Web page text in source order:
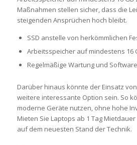
Maßnahmen stellen sicher, dass die
steigenden Ansprüchen hoch bleibt.
SSD anstelle von herkömmlichen
Arbeitsspeicher auf mindestens 16
Regelmäßige Wartung und
Darüber hinaus könnte der Einsatz von
weitere interessante Option sein. So
moderne Geräte nutzen, ohne hohe
Mieten Sie Laptops ab 1 Tag
auf dem neuesten Stand der Technik.